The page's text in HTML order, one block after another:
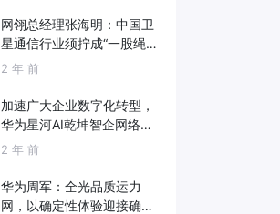
网翎总经理张海明：中国卫
星通信行业须拧成“一股绳”
共同打造垂直产业链
2 年 前
加速广大企业数字化转型，
华为星河AI乾坤智企网络解
决方案亮相2024中国国际信
2 年 前
华为周军：全光品质运力
网，以确定性体验迎接确定